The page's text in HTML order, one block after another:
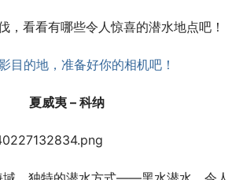
，看看有哪些令人惊喜的潜水地点吧！
夏威夷 – 科纳